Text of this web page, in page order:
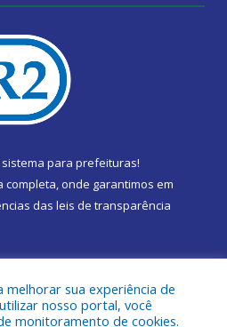
sistema para prefeituras!
completa, onde garantimos em
das leis de transparência
melhorar sua experiência de
nosso portal, você
monitoramento de cookies.